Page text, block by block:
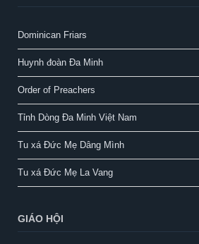
Dominican Friars
Huynh đoàn Đa Minh
Order of Preachers
Tỉnh Dòng Đa Minh Việt Nam
Tu xá Đức Mẹ Dâng Mình
Tu xá Đức Mẹ La Vang
GIÁO HỘI